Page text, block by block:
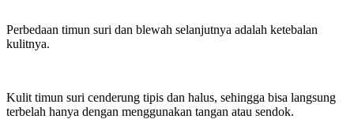
Perbedaan timun suri dan blewah selanjutnya adalah ketebalan
kulitnya.
Kulit timun suri cenderung tipis dan halus, sehingga bisa langsung
terbelah hanya dengan menggunakan tangan atau sendok.